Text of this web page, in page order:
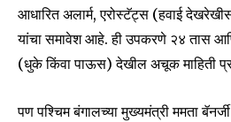
आधारित अलार्म, एरोस्टॅट्स (हवाई
यांचा समावेश आहे. ही उपकरणे २४ तास आणि
(धुके किंवा पाऊस) देखील अचूक माहिती
पण पश्चिम बंगालच्या मुख्यमंत्री ममता